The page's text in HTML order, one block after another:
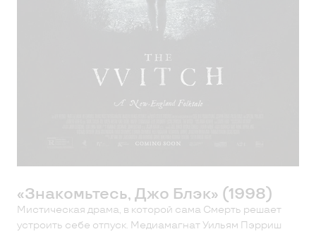
«Знакомьтесь, Джо Блэк» (1998)
Мистическая драма, в которой сама Смерть решает
устроить себе отпуск. Медиамагнат Уильям Пэрриш